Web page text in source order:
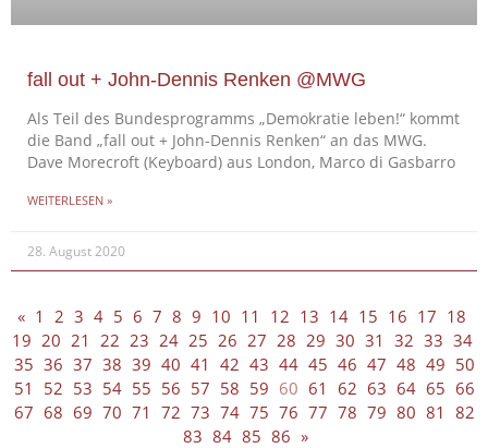
fall out + John-Dennis Renken @MWG
Als Teil des Bundesprogramms „Demokratie leben!“ kommt
die Band „fall out + John-Dennis Renken“ an das MWG.
Dave Morecroft (Keyboard) aus London, Marco di Gasbarro
WEITERLESEN »
28. August 2020
« 1 2 3 4 5 6 7 8 9 10 11 12 13 14 15 16 17 18
19 20 21 22 23 24 25 26 27 28 29 30 31 32 33 34
35 36 37 38 39 40 41 42 43 44 45 46 47 48 49 50
51
52 53 54 55 56 57 58 59 60 61 62 63 64 65 66
67 68 69 70 71 72 73 74 75 76 77 78 79 80 81 82
83 84 85 86 »